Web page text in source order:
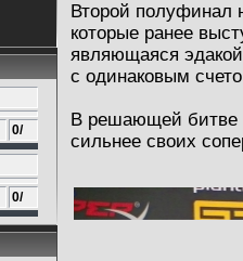
0/
0/
Второй полуфинал
которые ранее
являющаяся
с одинаковым
В решающей битве
сильнее своих